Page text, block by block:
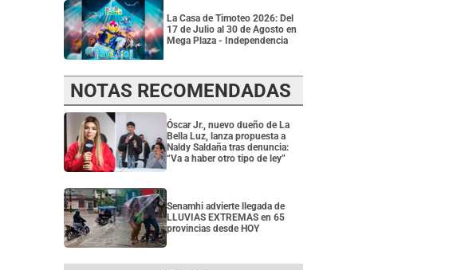
La Casa de Timoteo 2026: Del
17 de Julio al 30 de Agosto en
Mega Plaza - Independencia
NOTAS RECOMENDADAS
Óscar Jr., nuevo dueño de La
Bella Luz, lanza propuesta a
Naldy Saldaña tras denuncia:
“Va a haber otro tipo de ley”
Senamhi advierte llegada de
LLUVIAS EXTREMAS en 65
provincias desde HOY